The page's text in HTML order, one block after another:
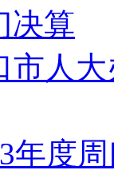
决算
市人
年度